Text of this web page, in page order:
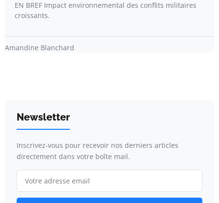
EN BREF Impact environnemental des conflits militaires
croissants.
Amandine Blanchard
Newsletter
Inscrivez-vous pour recevoir nos derniers articles
directement dans votre boîte mail.